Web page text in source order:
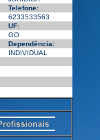
Telefone:
6233533563
UF:
GO
Dependência:
INDIVIDUAL